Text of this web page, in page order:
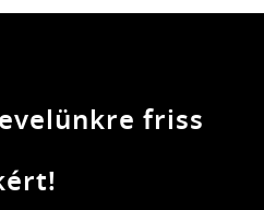
friss